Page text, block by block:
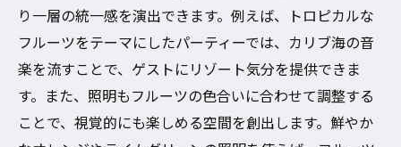
り一層の統一感を演出できます。例えば、トロピカルな
フルーツをテーマにしたパーティーでは、カリブ海の音
楽を流すことで、ゲストにリゾート気分を提供できま
す。また、照明もフルーツの色合いに合わせて調整する
ことで、視覚的にも楽しめる空間を創出します。鮮やか